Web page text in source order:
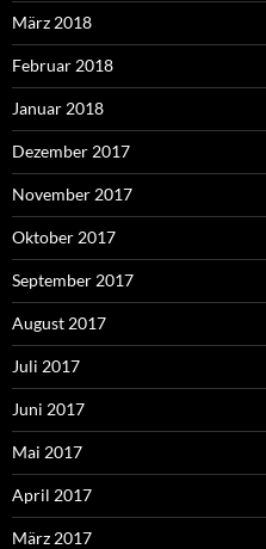
März 2018
Februar 2018
Januar 2018
Dezember 2017
November 2017
Oktober 2017
September 2017
August 2017
Juli 2017
Juni 2017
Mai 2017
April 2017
März 2017